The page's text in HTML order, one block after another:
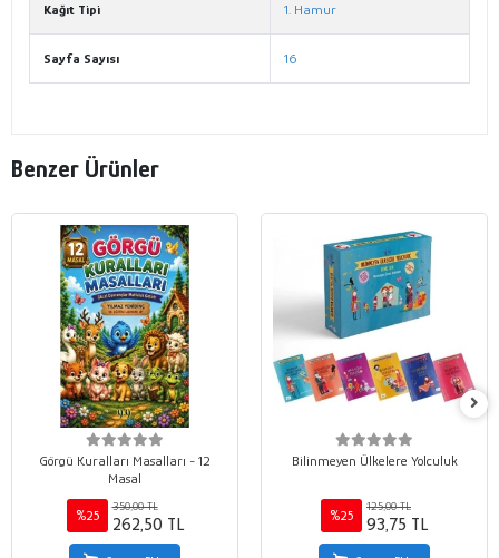
Kağıt Tipi 1. Hamur
Sayfa Sayısı 16
Benzer Ürünler
Görgü Kuralları Masalları - 12
Masal
%25
350,00 TL
262,50 TL
Bilinmeyen Ülkelere Yolculuk
%25
125,00 TL
93,75 TL